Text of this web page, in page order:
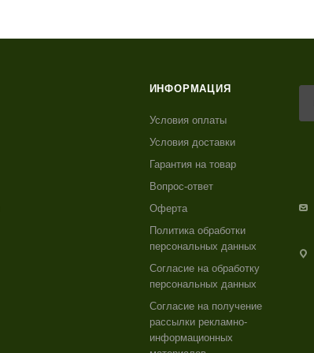
ИНФОРМАЦИЯ
Условия оплаты
Условия доставки
Гарантия на товар
Вопрос-ответ
Оферта
Политика обработки
персональных данных
Согласие на обработку
персональных данных
Согласие на получение
рассылки рекламно-
информационных